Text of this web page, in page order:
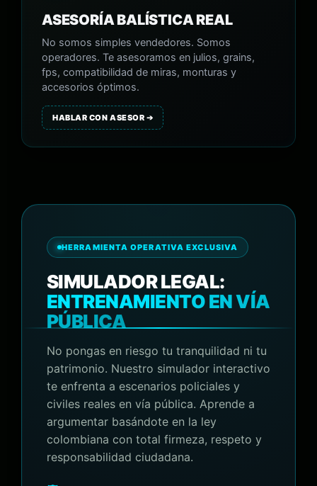
ASESORÍA BALÍSTICA REAL
No somos simples vendedores. Somos
operadores. Te asesoramos en julios, grains,
fps, compatibilidad de miras, monturas y
accesorios óptimos.
HABLAR CON ASESOR ➔
HERRAMIENTA OPERATIVA EXCLUSIVA
SIMULADOR LEGAL:
ENTRENAMIENTO EN VÍA
PÚBLICA
No pongas en riesgo tu tranquilidad ni tu
patrimonio. Nuestro simulador interactivo
te enfrenta a escenarios policiales y
civiles reales en vía pública. Aprende a
argumentar basándote en la ley
colombiana con total firmeza, respeto y
responsabilidad ciudadana.